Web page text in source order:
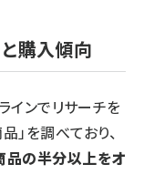
購入傾向
インでリサーチを
」を調べており、
の半分以上をオ